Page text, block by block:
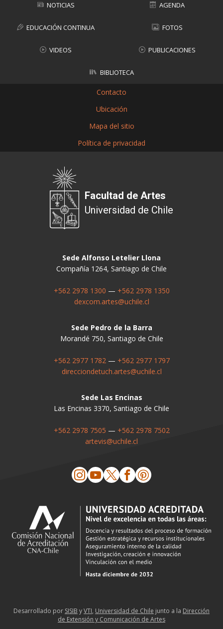
NOTICIAS AGENDA
EDUCACIÓN CONTINUA FOTOS
VIDEOS PUBLICACIONES
BIBLIOTECA
Contacto
Ubicación
Mapa del sitio
Política de privacidad
Facultad de Artes
Universidad de Chile
Sede Alfonso Letelier Llona
Compañía 1264, Santiago de Chile
+562 2978 1300 — +562 2978 1350
dexcom.artes@uchile.cl
Sede Pedro de la Barra
Morandé 750, Santiago de Chile
+562 2977 1782— +562 2977 1797
direcciondetuch.artes@uchile.cl
Sede Las Encinas
Las Encinas 3370, Santiago de Chile
+562 2978 7505 — +562 2978 7502
artevis@uchile.cl
Desarrollado por SISIB yVTI, Universidad de Chile junto a la Dirección
de Extensión y Comunicación de Artes